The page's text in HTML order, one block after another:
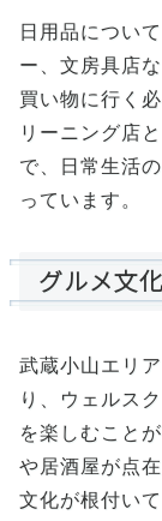
日用品につい
ー、文房具店
買い物に行く
リーニング店
で、日常生活
っています。
グルメ文
武蔵小山エリ
り、ウェルス
を楽しむこと
や居酒屋が点
文化が根付い